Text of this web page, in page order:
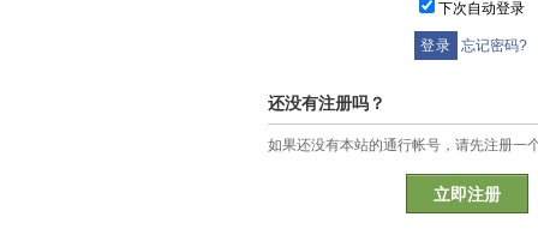
下次自动登录
忘记密码?
还没有注册吗？
如果还没有本站的通行帐号，请先注册一
立即注册